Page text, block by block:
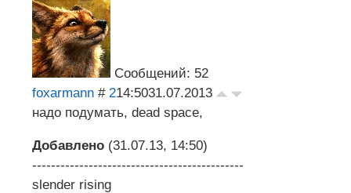
Сообщений: 52
foxarmann # 214:5031.07.2013
надо подумать, dead space,
Добавлено (31.07.13, 14:50)
---------------------------------------------
slender rising